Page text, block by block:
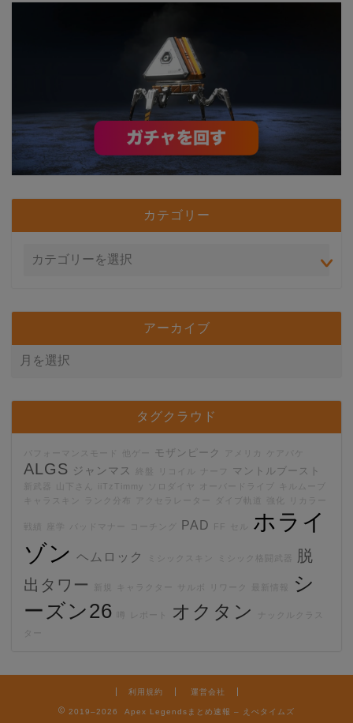
カテゴリー
アーカイブ
タグクラウド
パフォーマンスモード モザンピーク
ALGS ジャンマス 終盤 マントルブースト
山下さん iiTzTimmy ソロダイヤ オーバードライブ
キルムーブ
キャラスキン
ランク分布 アクセラレーター ダイブ軌道 強化 リカラー
バッドマナー PAD FF
ホライ
ゾン ヘムロック ミシックスキン ミシック格闘武器
脱
出タワー
キャラクター サルボ
シ
ーズン26
レポート オクタン
ナックルクラス
ター
利用規約 運営会社
2019–2026 Apex Legendsまとめ速報 – えぺタイムズ